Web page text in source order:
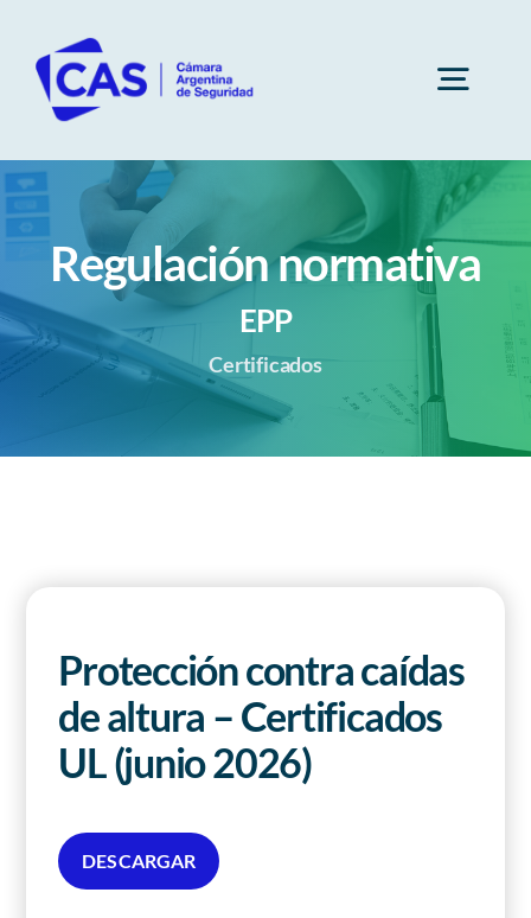
contenido
Socios
Subcomisiones
Regulación normativa
EPP
Certificados
Protección contra caídas
de altura – Certificados
UL (junio 2026)
DESCARGAR